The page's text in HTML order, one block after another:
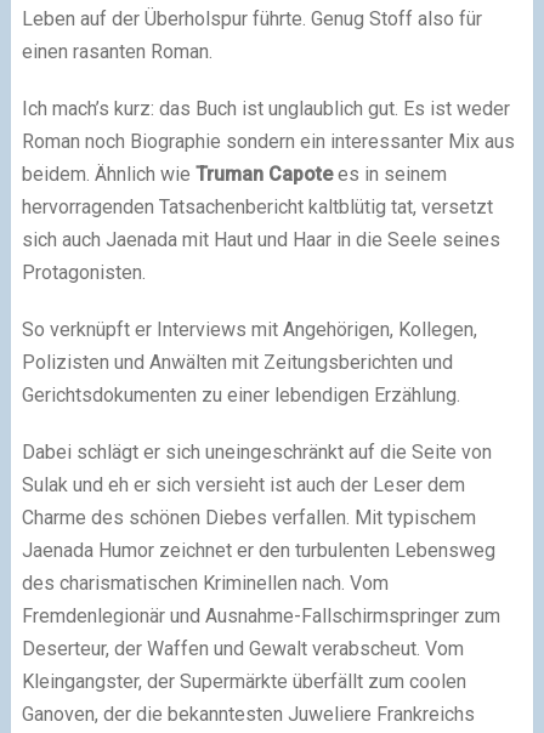
Leben auf der Überholspur führte. Genug Stoff also für
einen rasanten Roman.
Ich mach’s kurz: das Buch ist unglaublich gut. Es ist weder
Roman noch Biographie sondern ein interessanter Mix aus
beidem. Ähnlich wie Truman Capotees in seinem
hervorragenden Tatsachenbericht kaltblütig tat, versetzt
sich auch Jaenada mit Haut und Haar in die Seele seines
Protagonisten.
So verknüpft er Interviews mit Angehörigen, Kollegen,
Polizisten und Anwälten mit Zeitungsberichten und
Gerichtsdokumenten zu einer lebendigen Erzählung.
Dabei schlägt er sich uneingeschränkt auf die Seite von
Sulak und eh er sich versieht ist auch der Leser dem
Charme des schönen Diebes verfallen. Mit typischem
Jaenada Humor zeichnet er den turbulenten Lebensweg
des charismatischen Kriminellen nach. Vom
Fremdenlegionär und Ausnahme-Fallschirmspringer zum
Deserteur, der Waffen und Gewalt verabscheut. Vom
Kleingangster, der Supermärkte überfällt zum coolen
Ganoven, der die bekanntesten Juweliere Frankreichs